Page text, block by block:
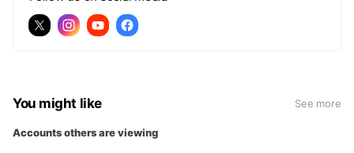
You might like See more
Accounts others are viewing